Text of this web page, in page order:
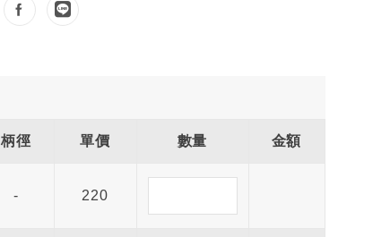
柄徑 單價 數量 金額
- 220